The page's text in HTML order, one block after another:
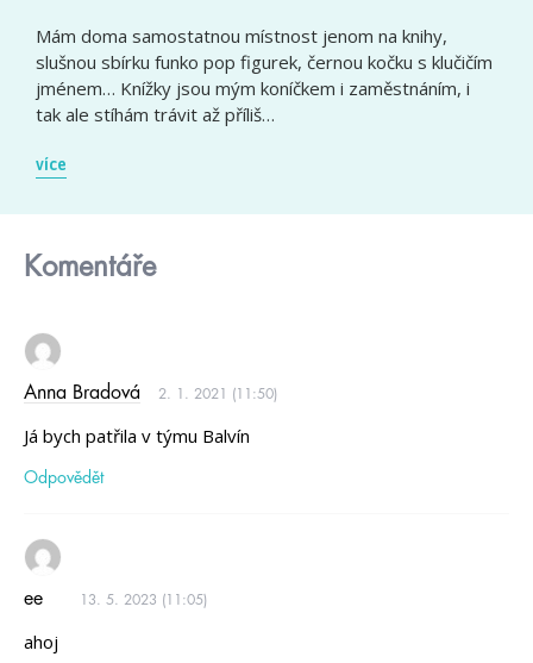
Mám doma samostatnou místnost jenom na knihy,
slušnou sbírku funko pop figurek, černou kočku s klučičím
jménem… Knížky jsou mým koníčkem i zaměstnáním, i
tak ale stíhám trávit až příliš…
více
Komentáře
Anna Bradová 2. 1. 2021 (11:50)
Já bych patřila v týmu Balvín
Odpovědět
ee 13. 5. 2023 (11:05)
ahoj